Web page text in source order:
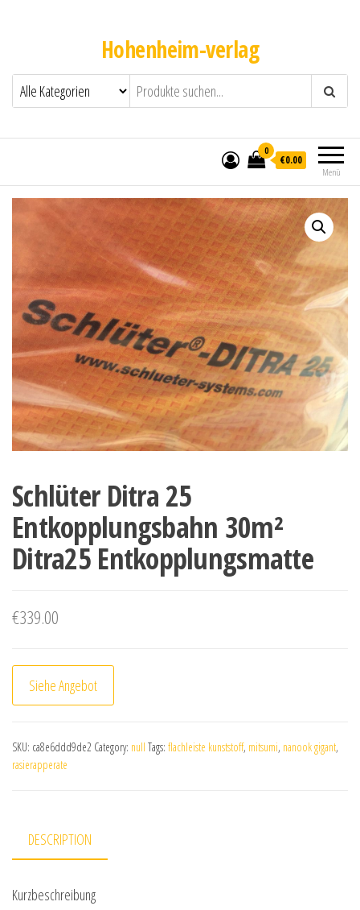
Hohenheim-verlag
Menü
0
€0.00
Schlüter Ditra 25
Entkopplungsbahn 30m²
Ditra25 Entkopplungsmatte
€339.00
Siehe Angebot
SKU: ca8e6ddd9de2 Category: null Tags: flachleiste kunststoff, mitsumi, nanook gigant,
rasierapperate
DESCRIPTION
Kurzbeschreibung